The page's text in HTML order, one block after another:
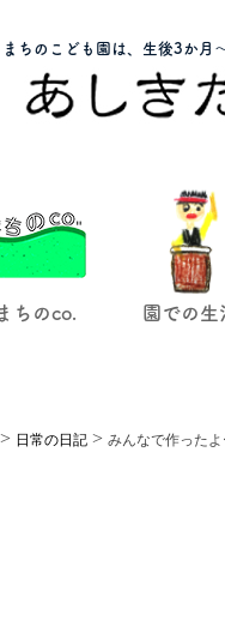
ちのこども園は、生後3か月
ちのco. 園での生
日常の日記 > みんなで作ったよ